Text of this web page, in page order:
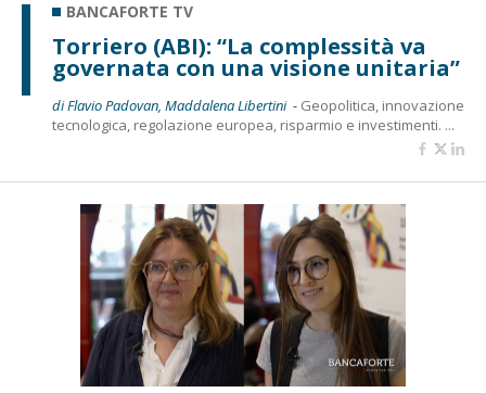
BANCAFORTE TV
Torriero (ABI): “La complessità va
governata con una visione unitaria”
di Flavio Padovan, Maddalena Libertini - Geopolitica, innovazione
tecnologica, regolazione europea, risparmio e investimenti. ...